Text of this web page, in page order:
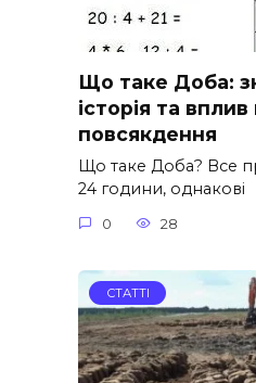
Що таке Доба:
історія та
повсякдення
Що таке Доба? Все
24 години, однакові
0 28
СТАТТІ